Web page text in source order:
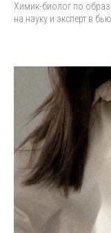
Химик-биолог по
на науку и эксперт в